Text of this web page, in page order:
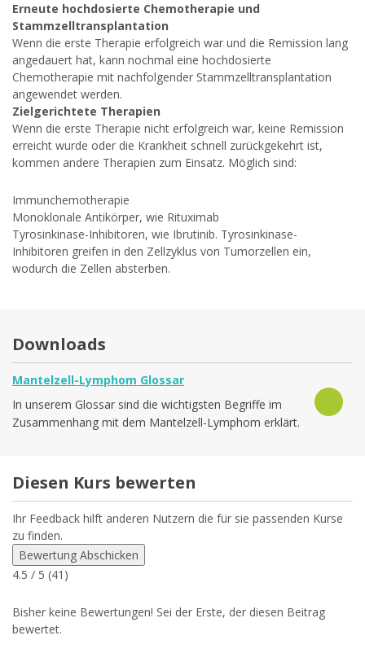
Erneute hochdosierte Chemotherapie und
Stammzelltransplantation
Wenn die erste Therapie erfolgreich war und die Remission lang
angedauert hat, kann nochmal eine hochdosierte
Chemotherapie mit nachfolgender Stammzelltransplantation
angewendet werden.
Zielgerichtete Therapien
Wenn die erste Therapie nicht erfolgreich war, keine Remission
erreicht wurde oder die Krankheit schnell zurückgekehrt ist,
kommen andere Therapien zum Einsatz. Möglich sind:
Immunchemotherapie
Monoklonale Antikörper, wie Rituximab
Tyrosinkinase-Inhibitoren, wie Ibrutinib. Tyrosinkinase-
Inhibitoren greifen in den Zellzyklus von Tumorzellen ein,
wodurch die Zellen absterben.
Downloads
Mantelzell-Lymphom Glossar
In unserem Glossar sind die wichtigsten Begriffe im
Zusammenhang mit dem Mantelzell-Lymphom erklärt.
Diesen Kurs bewerten
Ihr Feedback hilft anderen Nutzern die für sie passenden Kurse
zu finden.
Bewertung Abschicken
4.5 / 5 (41 )
Bisher keine Bewertungen! Sei der Erste, der diesen Beitrag
bewertet.